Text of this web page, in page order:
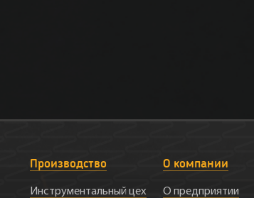
Производство
Инструментальный цех
О компании
О предприятии